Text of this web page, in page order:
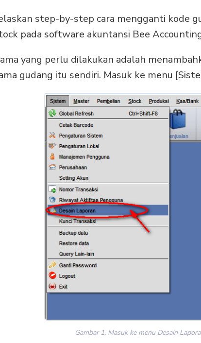
step-by-step cara mengganti kode
pada software akuntansi Bee
yang perlu dilakukan adalah
gudang itu sendiri. Masuk ke menu
Gambar 1. Masuk ke menu Desain